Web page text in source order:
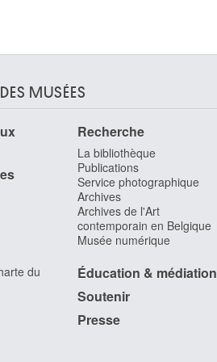
Paris (France) 1856 - 1923
Flanagan Barry
Prestatyn (Pays de Galles, Royaume-Uni) 1941 -
Flavin Dan
New York, New York (Etats-Unis) 1933 -
Wainscott, New York (Etats-Unis) 1996
Olmütz (Tchéquie) 1566 - Francfort-sur-le-Main,
Fleischhacker Léopold
Felsberg, Hesse (Allemagne) 1882 - Bruxelles
MUSÉES
du
Recherche
La bibliothèque
Publications
Service photographique
Archives
Archives de l'Art
contemporain en Belgique
Musée numérique
Éducation & médiation
Soutenir
Presse